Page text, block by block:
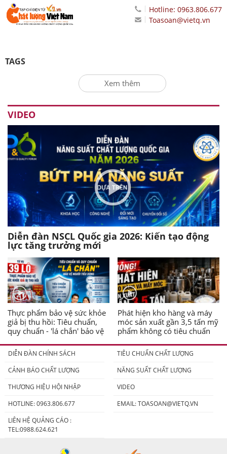
Hotline: 0963.806.677
Toasoan@vietq.vn
TAGS
Xem thêm
VIDEO
Diễn đàn NSCL Quốc gia 2026: Kiến tạo động
lực tăng trưởng mới
Thực phẩm bảo vệ sức khỏe
giả bị thu hồi: Tiêu chuẩn,
quy chuẩn - 'lá chắn' bảo vệ
Phát hiện kho hàng và máy
móc sản xuất gần 3,5 tấn mỹ
phẩm không có tiêu chuẩn
DIỄN ĐÀN CHÍNH SÁCH
TIÊU CHUẨN CHẤT LƯỢNG
CẢNH BÁO CHẤT LƯỢNG
NĂNG SUẤT CHẤT LƯỢNG
THƯƠNG HIỆU HỘI NHẬP
VIDEO
HOTLINE: 0963.806.677
EMAIL:TOASOAN@VIETQ.VN
LIÊN HỆ QUẢNG CÁO :
TEL:0988.624.621